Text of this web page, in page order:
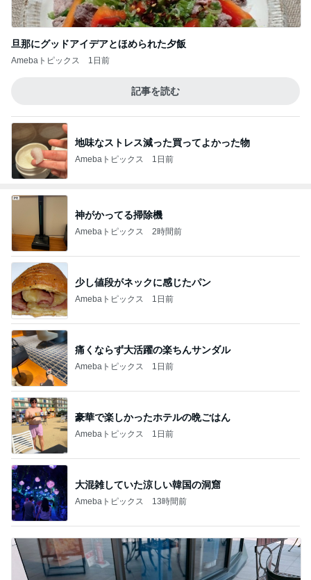
旦那にグッドアイデアとほめられた夕飯
Amebaトピックス 1日前
記事を読む
地味なストレス減った買ってよかった物
Amebaトピックス 1日前
神がかってる掃除機
Amebaトピックス 2時間前
少し値段がネックに感じたパン
Amebaトピックス 1日前
痛くならず大活躍の楽ちんサンダル
Amebaトピックス 1日前
豪華で楽しかったホテルの晩ごはん
Amebaトピックス 1日前
大混雑していた涼しい韓国の洞窟
Amebaトピックス 13時間前